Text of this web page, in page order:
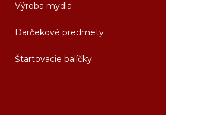
Výroba mydla
Darčekové predmety
Štartovacie balíčky